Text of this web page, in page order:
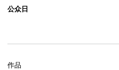
公众日
2023年11月11日 星期六12:00 -
*闭馆前半⼩时VIP停止入场，闭馆前
作品